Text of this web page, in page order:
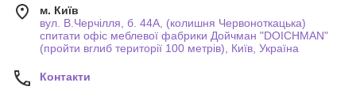
м. Київ
вул. В.Черчілля, б. 44А, (колишня Червоноткацька)
спитати офіс меблевої фабрики Дойчман "DOICHMAN"
(пройти вглиб території 100 метрів), Київ, Україна
Контакти